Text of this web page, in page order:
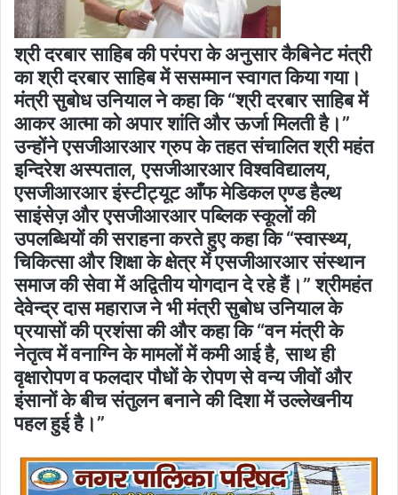
श्री दरबार साहिब की परंपरा के अनुसार कैबिनेट मंत्री
का श्री दरबार साहिब में ससम्मान स्वागत किया गया।
मंत्री सुबोध उनियाल ने कहा कि “श्री दरबार साहिब में
आकर आत्मा को अपार शांति और ऊर्जा मिलती है।”
उन्होंने एसजीआरआर ग्रुप के तहत संचालित श्री महंत
इन्दिरेश अस्पताल, एसजीआरआर विश्वविद्यालय,
एसजीआरआर इंस्टीट्यूट आँफ मेडिकल एण्ड हैल्थ
साइंसेज़ और एसजीआरआर पब्लिक स्कूलों की
उपलब्धियों की सराहना करते हुए कहा कि “स्वास्थ्य,
चिकित्सा और शिक्षा के क्षेत्र में एसजीआरआर संस्थान
समाज की सेवा में अद्वितीय योगदान दे रहे हैं।” श्रीमहंत
देवेन्द्र दास महाराज ने भी मंत्री सुबोध उनियाल के
प्रयासों की प्रशंसा की और कहा कि “वन मंत्री के
नेतृत्व में वनाग्नि के मामलों में कमी आई है, साथ ही
वृक्षारोपण व फलदार पौधों के रोपण से वन्य जीवों और
इंसानों के बीच संतुलन बनाने की दिशा में उल्लेखनीय
पहल हुई है।”